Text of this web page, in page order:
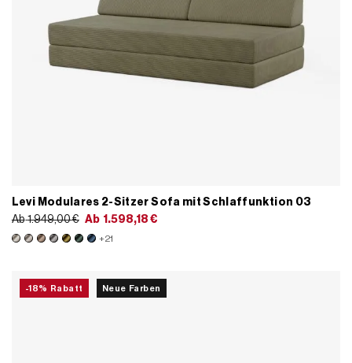
+21
Levi Modulares 2-Sitzer Sofa mit Schlaffunktion 03
Ab 1.949,00€ Ab 1.598,18 €
-18% Rabatt Neue Farben